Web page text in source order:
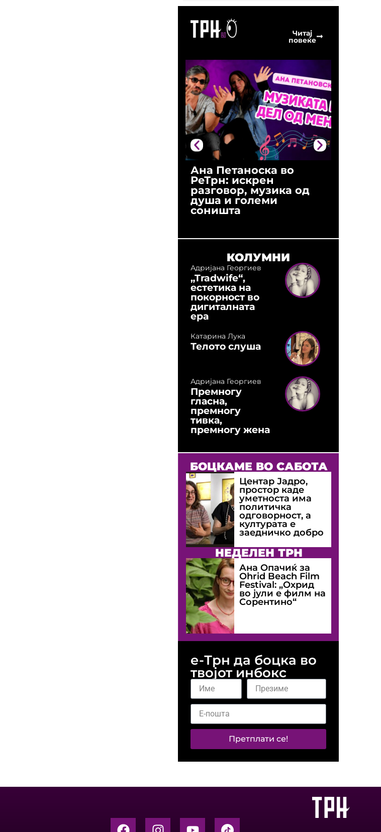
Читај
повеќе
Ана Петаноска во
РеТрн: искрен
разговор, музика од
душа и големи
соништа
КОЛУМНИ
Адријана Георгиев
„Tradwife“,
естетика на
покорност во
дигиталната
ера
Катарина Лука
Телото слуша
Адријана Георгиев
Премногу
гласна,
премногу
тивка,
премногу жена
БОЦКАМЕ ВО САБОТА
Центар Јадро,
простор каде
уметноста има
политичка
одговорност, а
културата е
заедничко добро
НЕДЕЛЕН ТРН
Ана Опачиќ за
Оhrid Beach Film
Festival: „Охрид
во јули е филм на
Сорентино“
е-Трн да боцка во
твојот инбокс
Претплати се!